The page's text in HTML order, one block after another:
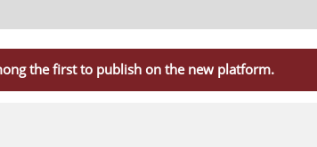
the first to publish on the new platform.